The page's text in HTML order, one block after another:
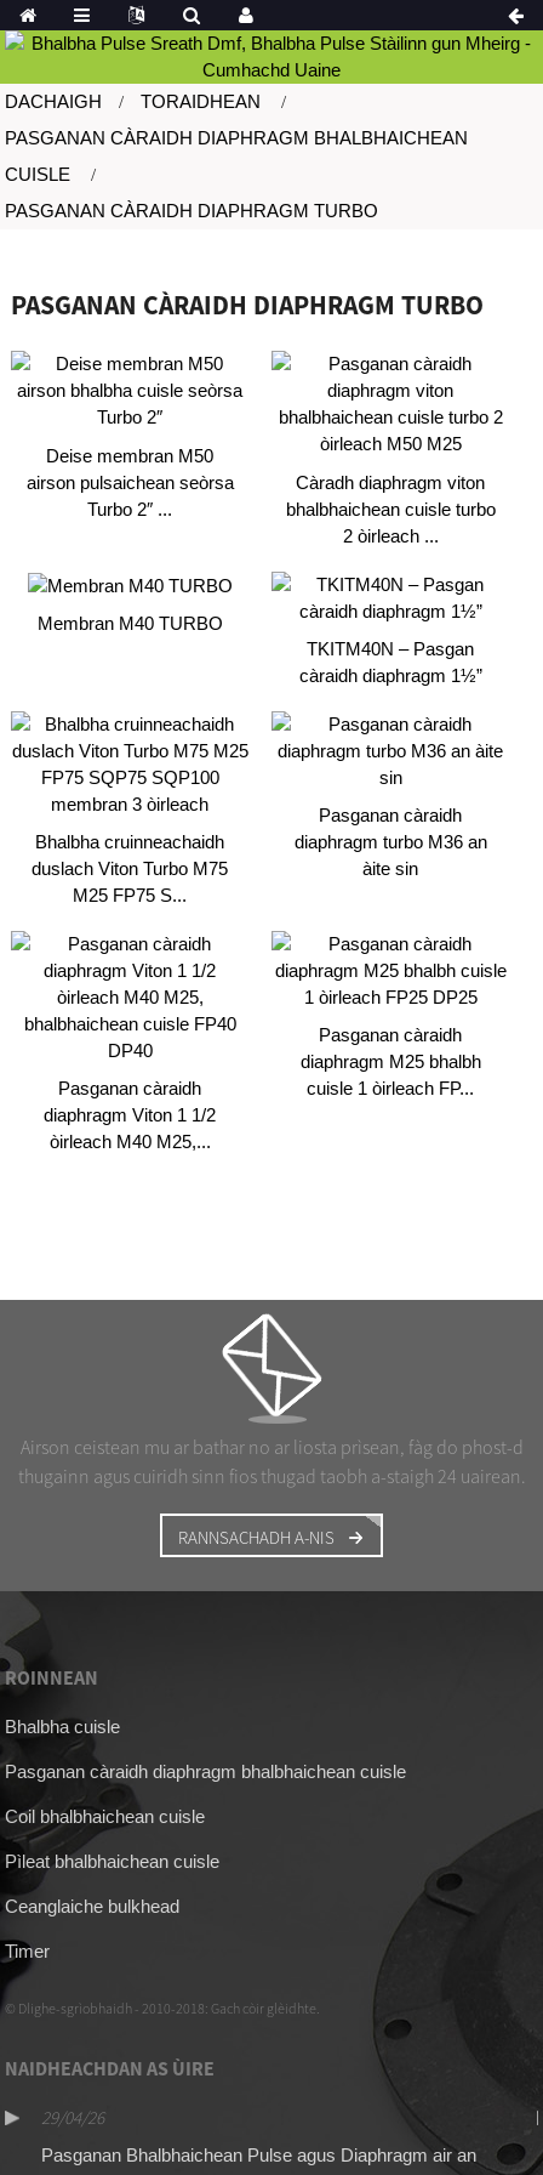
DACHAIGH
TORAIDHEAN
PASGANAN CÀRAIDH DIAPHRAGM BHALBHAICHEAN
CUISLE
PASGANAN CÀRAIDH DIAPHRAGM TURBO
PASGANAN CÀRAIDH DIAPHRAGM TURBO
Deise membran M50
airson pulsaichean seòrsa
Turbo 2″ ...
Càradh diaphragm viton
bhalbhaichean cuisle turbo
2 òirleach ...
Membran M40 TURBO
TKITM40N – Pasgan
càraidh diaphragm 1½”
Bhalbha cruinneachaidh
duslach Viton Turbo M75
M25 FP75 S...
Pasganan càraidh
diaphragm turbo M36 an
àite sin
Pasganan càraidh
diaphragm Viton 1 1/2
òirleach M40 M25,...
Pasganan càraidh
diaphragm M25 bhalbh
cuisle 1 òirleach FP...
Airson ceistean mu ar bathar no ar liosta prìsean, fàg do phost-d
thugainn agus cuiridh sinn fios thugad taobh a-staigh 24 uairean.
RANNSACHADH A-NIS
ROINNEAN
Bhalbha cuisle
Pasganan càraidh diaphragm bhalbhaichean cuisle
Coil bhalbhaichean cuisle
Pìleat bhalbhaichean cuisle
Ceanglaiche bulkhead
Timer
© Dlighe-sgrìobhaidh - 2010-2018: Gach còir glèidhte.
NAIDHEACHDAN AS ÙIRE
29/04/26
Pasganan Bhalbhaichean Pulse agus Diaphragm air an